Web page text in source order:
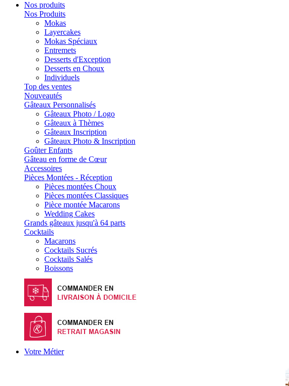
Nos produits
Nos Produits
Mokas
Layercakes
Mokas Spéciaux
Entremets
Desserts d'Exception
Desserts en Choux
Individuels
Top des ventes
Nouveautés
Gâteaux Personnalisés
Gâteaux Photo / Logo
Gâteaux à Thèmes
Gâteaux Inscription
Gâteaux Photo & Inscription
Goûter Enfants
Gâteau en forme de Cœur
Accessoires
Pièces Montées - Réception
Pièces montées Choux
Pièces montées Classiques
Pièce montée Macarons
Wedding Cakes
Grands gâteaux jusqu'à 64 parts
Cocktails
Macarons
Cocktails Sucrés
Cocktails Salés
Boissons
Votre Métier